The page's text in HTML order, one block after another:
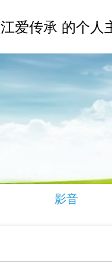
江爱传承 的个人
影音